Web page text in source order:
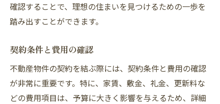
確認することで、理想の住まいを見つけるための一歩を
踏み出すことができます。
契約条件と費用の確認
不動産物件の契約を結ぶ際には、契約条件と費用の確認
が非常に重要です。特に、家賃、敷金、礼金、更新料な
どの費用項目は、予算に大きく影響を与えるため、詳細